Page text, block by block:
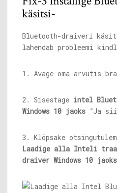
käsitsi-
Bluetooth-draiveri
lahendab probleemi
1. Avage oma arvutis
2. Sisestage intel
Windows 10 jaoks ”Ja
3. Klõpsake
Laadige alla Inteli
draiver Windows 10 jaoks